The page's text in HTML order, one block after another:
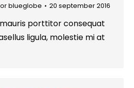
blueglobe 20 september 2016
porttitor consequat
ligula, molestie mi at